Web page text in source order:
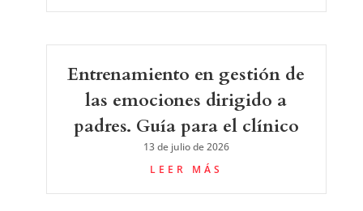
Entrenamiento en gestión de
las emociones dirigido a
padres. Guía para el clínico
13 de julio de 2026
LEER MÁS